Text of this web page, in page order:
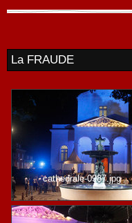
La FRAUDE
cathedrale-0987.jpg